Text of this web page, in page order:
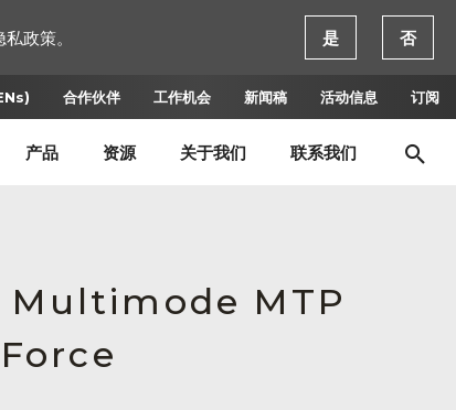
合作伙伴 工作机会 新闻稿 活动信息 订阅
产品 资源 关于我们 联系我们
Multimode MTP
政策。 是 否